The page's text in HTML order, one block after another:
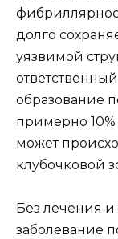
долго
уязвимой
образование
примерно
может
клубочковой
Без лечения
заболевание